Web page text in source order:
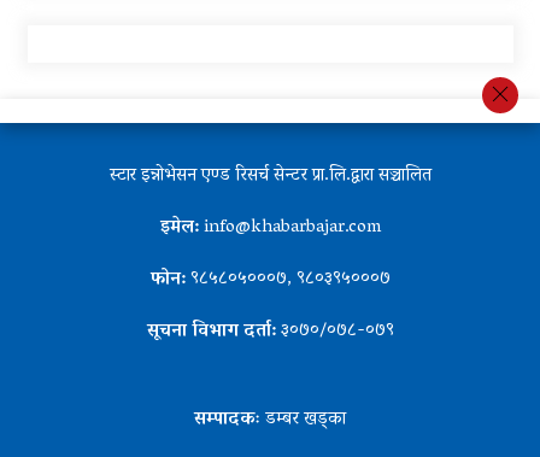
स्टार इन्नोभेसन एण्ड रिसर्च सेन्टर प्रा.लि.द्वारा सञ्चालित
इमेल:info@khabarbajar.com
फोन:९८५८०५०००७, ९८०३९५०००७
सूचना विभाग दर्ता:३०७०/०७८-०७९
सम्पादकःडम्बर खड्का